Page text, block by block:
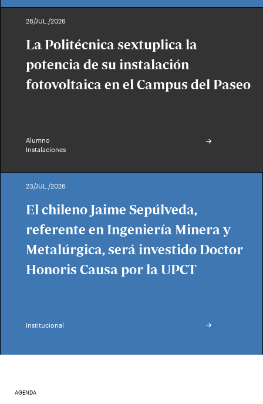
28/JUL./2026
La Politécnica sextuplica la
potencia de su instalación
fotovoltaica en el Campus del Paseo
Alumno
Instalaciones
23/JUL./2026
El chileno Jaime Sepúlveda,
referente en Ingeniería Minera y
Metalúrgica, será investido Doctor
Honoris Causa por la UPCT
Institucional
AGENDA